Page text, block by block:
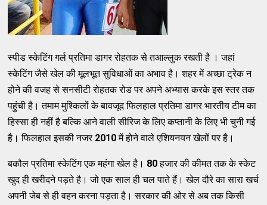
स्पीड स्केटिंग गर्ल प्रतिमा डागर रोहतक से तआल्लुक रखती है । जहां
स्केटिंग जैसे खेल की मूलभूत सुविधाओं का अभाव है। शहर में अच्छा ट्रेक न
होने की वजह से सनसीटी रोहतक रोड पर अपने अभ्यास करके इस स्तर तक
पहुंची है। तमाम मुश्किलों के बावजूद फिलहाल प्रतिमा डागर भारतीय टीम का
हिस्सा ही नहीं है बल्कि आने वाली सीरिज के लिए कप्तानी के लिए भी चुनी गई
है। फिलहाल इसकी नजर 2010में होने वाले एशियनयन खेलों पर है।
बकौल प्रतिमा स्केटिंग एक महंगा खेल है। 80हजार की कीमत तक के स्केट
खुद ही खरीदने पड़ते है। जो एक साल ही चल पाते हैं। खेल दौरे का सारा खर्च
अपनी जेब से ही वहन करना पड़ता है। सरकार की ओर से अब तक किसी